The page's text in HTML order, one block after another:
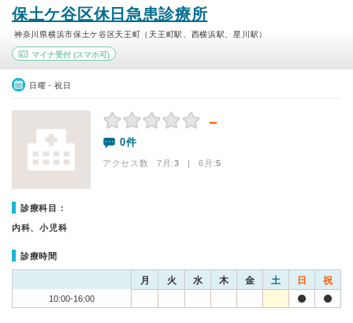
保土ケ谷区休日急患診療所
神奈川県横浜市保土ケ谷区天王町（天王町駅、西横浜駅、星川駅）
マイナ受付 (スマホ可)
日曜・祝日
－
0件
アクセス数 7月:3 | 6月:5
診療科目：
内科、小児科
診療時間
月 火 水 木 金 土 日 祝
10:00-16:00